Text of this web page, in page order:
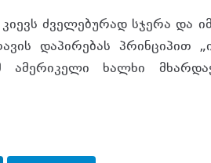
კიევს ძველებურად სჯერა და
დაპირებას პრინციპით
ხალხი